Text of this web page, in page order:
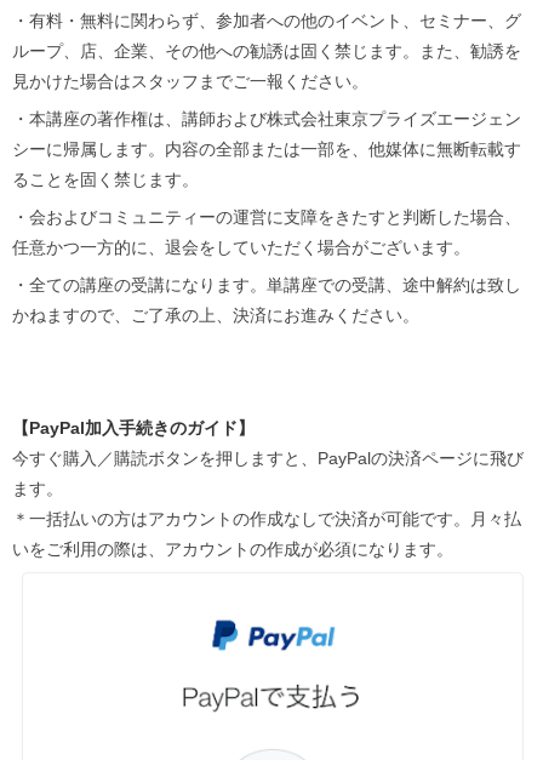
・有料・無料に関わらず、参加者への他のイベント、セミナー、グ
ループ、店、企業、その他への勧誘は固く禁じます。また、勧誘を
見かけた場合はスタッフまでご一報ください。
・本講座の著作権は、講師および株式会社東京プライズエージェン
シーに帰属します。内容の全部または一部を、他媒体に無断転載す
ることを固く禁じます。
・会およびコミュニティーの運営に支障をきたすと判断した場合、
任意かつ一方的に、退会をしていただく場合がございます。
・全ての講座の受講になります。単講座での受講、途中解約は致し
かねますので、ご了承の上、決済にお進みください。
【PayPal加入手続きのガイド】
今すぐ購入／購読ボタンを押しますと、PayPalの決済ページに飛び
ます。
＊一括払いの方はアカウントの作成なしで決済が可能です。月々払
いをご利用の際は、アカウントの作成が必須になります。